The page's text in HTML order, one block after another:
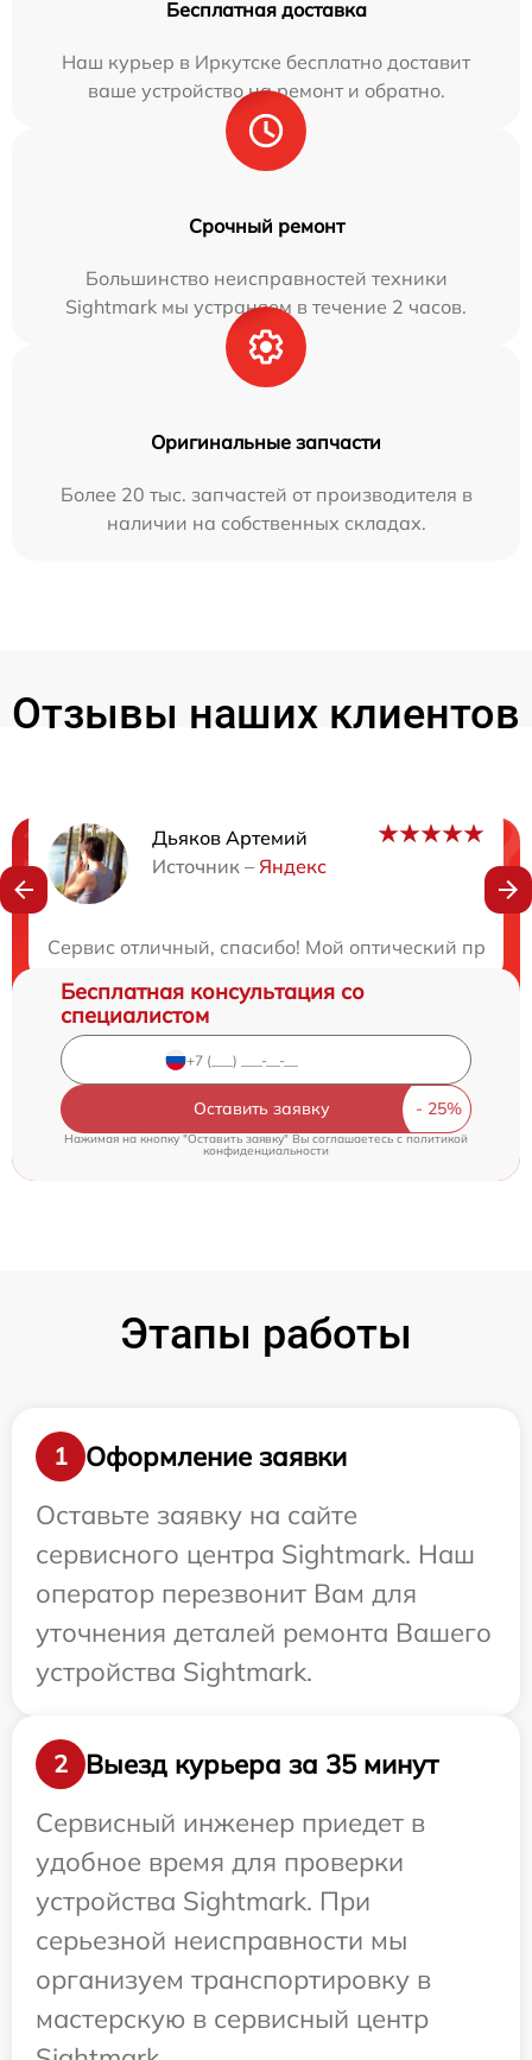
Бесплатная доставка
Наш курьер в Иркутске бесплатно доставит
ваше устройство на ремонт и обратно.
Срочный ремонт
Большинство неисправностей техники
Sightmark мы устраняем в течение 2 часов.
Оригинальные запчасти
Более 20 тыс. запчастей от производителя в
наличии на собственных складах.
Отзывы наших клиентов
Дьяков Артемий
Источник – Яндекс
Сервис отличный, спасибо! Мой оптический
Нужна консультация?
Бесплатная консультация со
специалистом
Оставить заявку
Нажимая на кнопку "Оставить заявку" Вы соглашаетесь cполитикой
конфиденциальности
Этапы работы
1
Оформление заявки
Оставьте заявку на сайте
сервисного центра Sightmark. Наш
оператор перезвонит Вам для
уточнения деталей ремонта Вашего
устройства Sightmark.
2
Выезд курьера за 35 минут
Сервисный инженер приедет в
удобное время для проверки
устройства Sightmark. При
серьезной неисправности мы
организуем транспортировку в
мастерскую в сервисный центр